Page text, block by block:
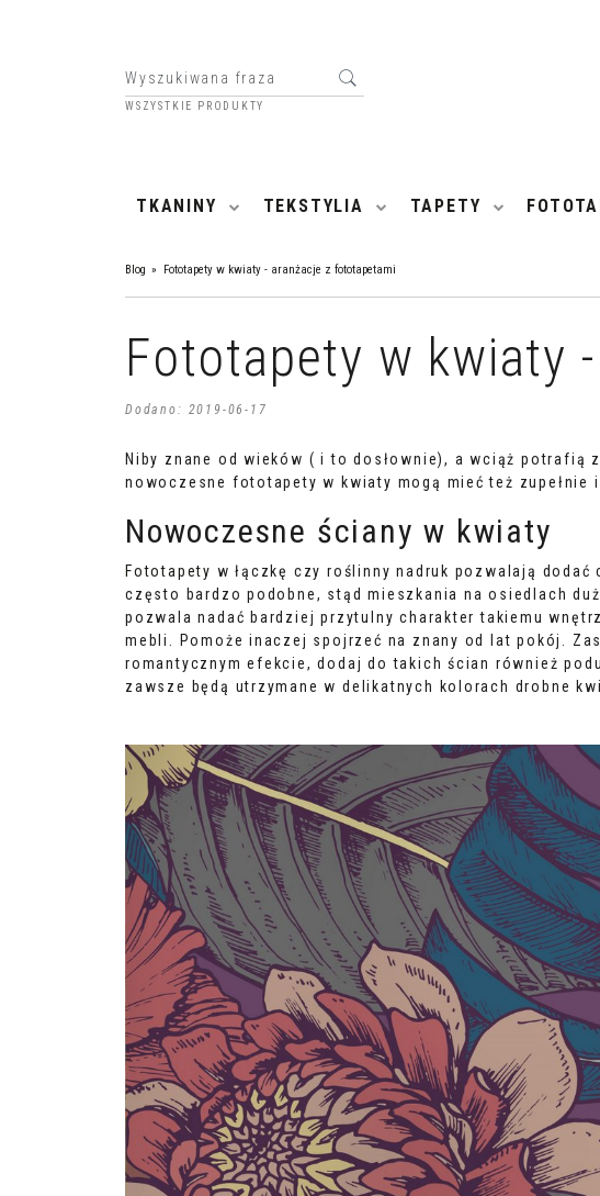
WSZYSTKIE PRODUKTY
TKANINY TEKSTYLIA TAPETY
Blog » Fototapety w kwiaty - aranżacje z fototapetami
Fototapety w kwiaty
Dodano: 2019-06-17
Niby znane od wieków ( i to dosłownie), a wciąż potrafią
nowoczesne fototapety w kwiaty mogą mieć też zupełnie
Nowoczesne ściany w kwiaty
Fototapety w łączkę czy roślinny nadruk pozwalają
często bardzo podobne, stąd mieszkania na osiedlach
pozwala nadać bardziej przytulny charakter takiemu
mebli. Pomoże inaczej spojrzeć na znany od lat pokój.
romantycznym efekcie, dodaj do takich ścian również
zawsze będą utrzymane w delikatnych kolorach drobne